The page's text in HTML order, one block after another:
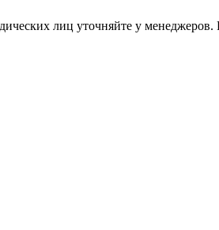
лиц уточняйте у менеджеров.